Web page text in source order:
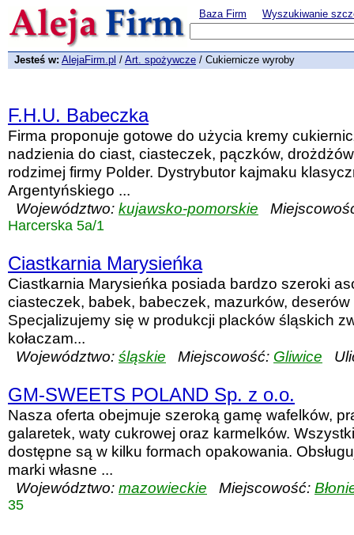
Baza Firm Wyszukiwanie
Jesteś w: AlejaFirm.pl / Art. spożywcze / Cukiernicze wyroby
F.H.U. Babeczka
Firma proponuje gotowe do użycia kremy
nadzienia do ciast, ciasteczek, pączków,
rodzimej firmy Polder. Dystrybutor kajmaku
Argentyńskiego ...
Województwo: kujawsko-pomorskie
Harcerska 5a/1
Ciastkarnia Marysieńka
Ciastkarnia Marysieńka posiada bardzo szeroki
ciasteczek, babek, babeczek, mazurków, deserów
Specjalizujemy się w produkcji placków śląskich
kołaczam...
Województwo: śląskie Miejscowość: Gliwice
GM-SWEETS POLAND Sp. z o.o.
Nasza oferta obejmuje szeroką gamę wafelków,
galaretek, waty cukrowej oraz karmelków.
dostępne są w kilku formach opakowania.
marki własne ...
Województwo: mazowieckie Miejscowość:
35